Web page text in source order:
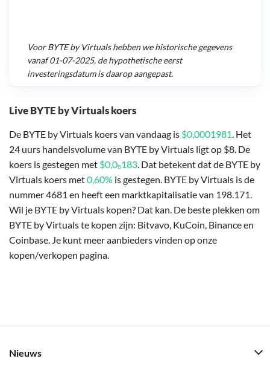
Live BYTE by Virtuals koers
De BYTE by Virtuals koers van vandaag is $0,0001981. Het
24 uurs handelsvolume van BYTE by Virtuals ligt op $8. De
koers is gestegen met $0,0₅183. Dat betekent dat de BYTE by
Virtuals koers met0,60% is gestegen. BYTE by Virtuals is de
nummer 4681 en heeft een marktkapitalisatie van 198.171.
Wil je BYTE by Virtuals kopen? Dat kan. De beste plekken om
BYTE by Virtuals te kopen zijn: Bitvavo, KuCoin, Binance en
Coinbase. Je kunt meer aanbieders vinden op onze
kopen/verkopen pagina.
VoorBYTE by Virtualshebben we historische gegevens
vanaf01-07-2025, de hypothetische eerst
investeringsdatum is daarop aangepast.
Nieuws